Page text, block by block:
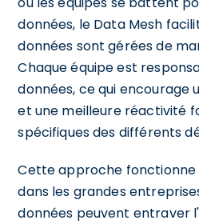
données, le Data Mesh
données sont gérées de
Chaque équipe est
données, ce qui encourage
et une meilleure réactivité
spécifiques des différents
Cette approche
dans les grandes
données peuvent entraver